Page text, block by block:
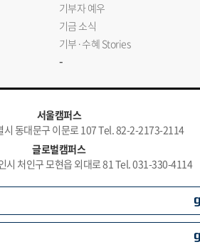
기부자 예우
기금 소식
기부·수혜 Stories
-
서울캠퍼스
시 동대문구 이문로 107 Tel. 82-2-2173-2114
글로벌캠퍼스
시 처인구 모현읍 외대로 81 Tel. 031-330-4114